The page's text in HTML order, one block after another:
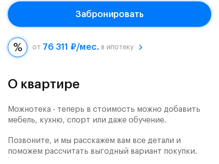
Забронировать
от 76 311 ₽/мес. в ипотеку
О квартире
Можнотека - теперь в стоимость можно добавить
мебель, кухню, спорт или даже обучение.
Позвоните, и мы расскажем вам все детали и
поможем рассчитать выгодный вариант покупки.